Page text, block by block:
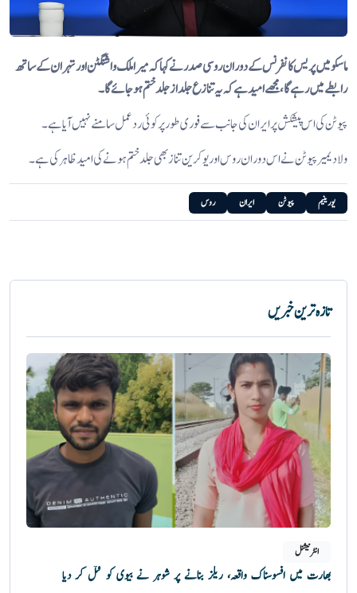
ماسکو میں پریس کانفرنس کے دوران روسی صدر نے کہا کہ میرا ملک واشنگٹن اور تہران کے ساتھ
رابطے میں رہے گا، مجھے امید ہے کہ یہ تنازع جلد از جلد ختم ہوجائے گا۔
پیوٹن کی اس پیشکش پر ایران کی جانب سے فوری طور پر کوئی ردعمل سامنے نہیں آیا ہے۔
ولادیمیرپیوٹن نے اس دوران روس اور یوکرین تناز بھی جلد ختم ہونے کی امید ظاہر کی ہے۔
یورینیم پیوٹن ایران روس
تازہ ترین خبریں
انٹرنیشنل
بھارت میں افسوسناک واقعہ، ریلز بنانے پر شوہر نے بیوی کو قتل کر دیا